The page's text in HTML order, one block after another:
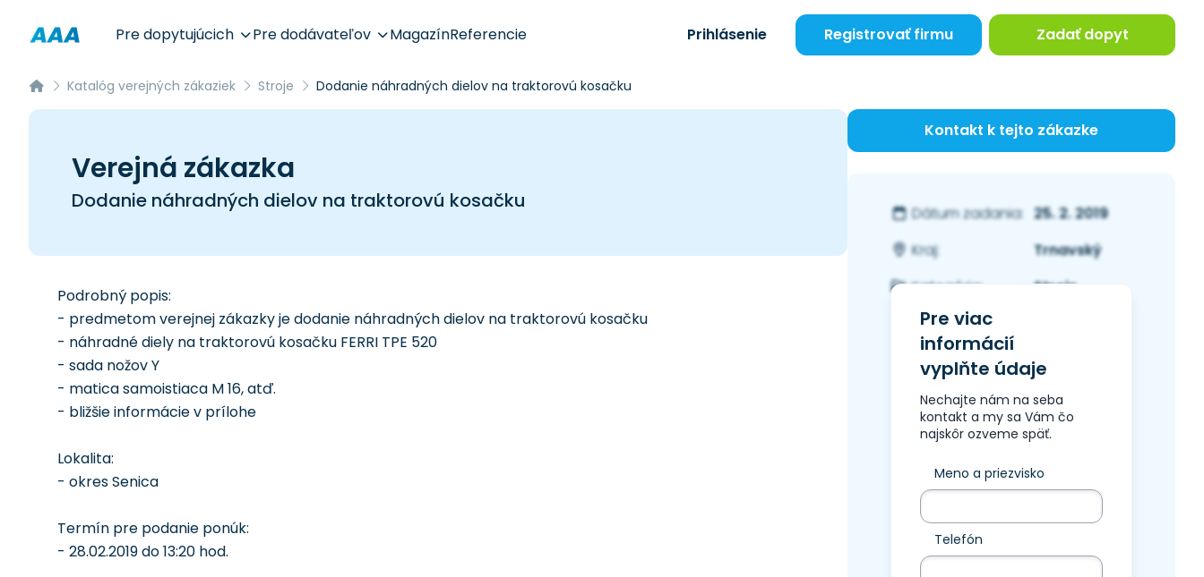
Pre dopytujúcich Pre dodávateľov MagazínReferencie Prihlásenie Registrovať firmu Zadať dopyt
Katalóg verejných zákaziek Stroje Dodanie náhradných dielov na traktorovú kosačku
Verejná zákazka
Dodanie náhradných dielov na traktorovú kosačku
Podrobný popis:
- predmetom verejnej zákazky je dodanie náhradných dielov na traktorovú kosačku
- náhradné diely na traktorovú kosačku FERRI TPE 520
- sada nožov Y
- matica samoistiaca M 16, atď.
- bližšie informácie v prílohe
Lokalita:
- okres Senica
Termín pre podanie ponúk:
- 28.02.2019 do 13:20 hod.
Kontakt k tejto zákazke
Dátum zadania: 25. 2. 2019
Kraj:
Trnavský
Kategória:
Stroje
Pre viac
informácií
vyplňte údaje
Nechajte nám na seba
kontakt a my sa Vám čo
najskôr ozveme späť.
Meno a priezvisko
Telefón